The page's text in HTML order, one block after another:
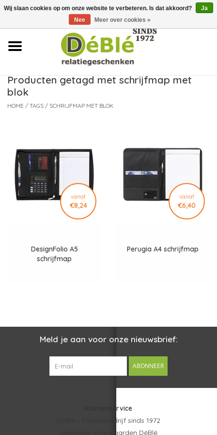
Over ons
Contact
Nieuws
Producten getagd met schrijfmap met
blok
HOME / TAGS / SCHRIJFMAP MET BLOK
vanaf
€8,24
DesignFolio A5
schrijfmap
vanaf
€6,40
Perugia A4 schrijfmap
Meld je aan voor onze nieuwsbrief:
ABONNEER
Klantenservice
DéBlé – Familiebedrijf sinds 1972
Algemene voorwaarden DéBlé
Wij slaan cookies op om onze website te verbeteren. Is dat akkoord?
Ja
Nee
Meer over cookies »